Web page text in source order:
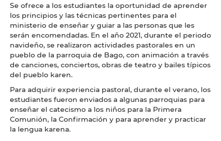
Se ofrece a los estudiantes la oportunidad de aprender
los principios y las técnicas pertinentes para el
ministerio de enseñar y guiar a las personas que les
serán encomendadas. En el año 2021, durante el periodo
navideño, se realizaron actividades pastorales en un
pueblo de la parroquia de Bago, con animación a través
de canciones, conciertos, obras de teatro y bailes típicos
del pueblo karen.
Para adquirir experiencia pastoral, durante el verano, los
estudiantes fueron enviados a algunas parroquias para
enseñar el catecismo a los niños para la Primera
Comunión, la Confirmación y para aprender y practicar
la lengua karena.